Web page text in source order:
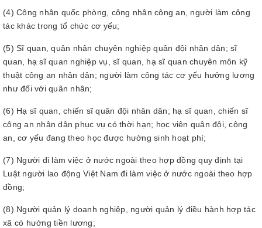
(4) Công nhân quốc phòng, công nhân công an, người làm công
tác khác trong tổ chức cơ yếu;
(5) Sĩ quan, quân nhân chuyên nghiệp quân đội nhân dân; sĩ
quan, hạ sĩ quan nghiệp vụ, sĩ quan, hạ sĩ quan chuyên môn kỹ
thuật công an nhân dân; người làm công tác cơ yếu hưởng lương
như đối với quân nhân;
(6) Hạ sĩ quan, chiến sĩ quân đội nhân dân; hạ sĩ quan, chiến sĩ
công an nhân dân phục vụ có thời hạn; học viên quân đội, công
an, cơ yếu đang theo học được hưởng sinh hoạt phí;
(7) Người đi làm việc ở nước ngoài theo hợp đồng quy định tại
Luật người lao động Việt Nam đi làm việc ở nước ngoài theo hợp
đồng;
(8) Người quản lý doanh nghiệp, người quản lý điều hành hợp tác
xã có hưởng tiền lương;